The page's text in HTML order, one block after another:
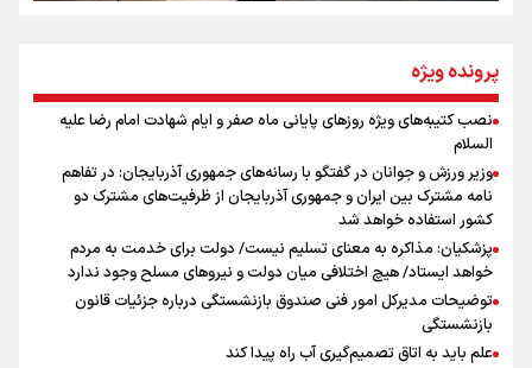
جمله‌ای که بغض چهارماهه را شکست؛ «آهای مردم، آقا از
تهران رفتند»
سه حسرتی که به دلم ماند
اینفو برنا / توصیه‌هایی طلایی برای پیاده روی اربعین
پرونده ویژه
نصب کتیبه‌های ویژه روزهای پایانی ماه صفر و ایام شهادت امام رضا علیه
السلام
وزیر ورزش و جوانان در گفتگو با رسانه‌های جمهوری آذربایجان: در تفاهم
نامه مشترک بین ایران و جمهوری آذربایجان از ظرفیت‌های مشترک دو
کشور استفاده خواهد شد
پزشکیان: مذاکره به معنای تسلیم نیست/ دولت برای خدمت به مردم
خواهد ایستاد/ هیچ اختلافی میان دولت و نیروهای مسلح وجود ندارد
توضیحات مدیرکل امور فنی صندوق بازنشستگی درباره جزئیات قانون
بازنشستگی
علم باید به اتاق تصمیم‌گیری آب راه پیدا کند